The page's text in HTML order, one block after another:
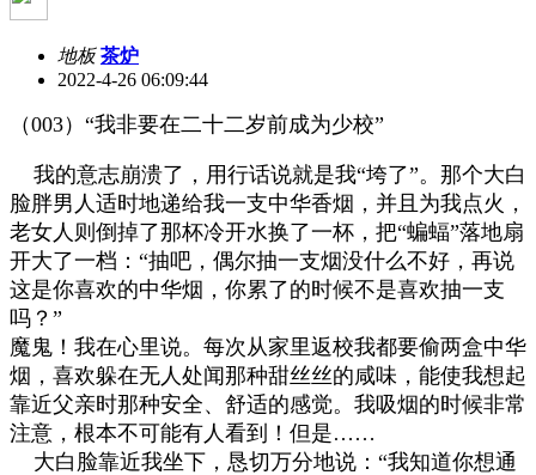
地板 茶炉
2022-4-26 06:09:44
（003） “我非要在二十二岁前成为少校”
我的意志崩溃了，用行话说就是我“垮了”。那个大白
脸胖男人适时地递给我一支中华香烟，并且为我点火，
老女人则倒掉了那杯冷开水换了一杯，把“蝙蝠”落地扇
开大了一档： “抽吧，偶尔抽一支烟没什么不好，再说
这是你喜欢的中华烟，你累了的时候不是喜欢抽一支
吗？ ”
魔鬼！我在心里说。每次从家里返校我都要偷两盒中华
烟，喜欢躲在无人处闻那种甜丝丝的咸味，能使我想起
靠近父亲时那种安全、舒适的感觉。我吸烟的时候非常
注意，根本不可能有人看到！但是……
大白脸靠近我坐下，恳切万分地说： “我知道你想通